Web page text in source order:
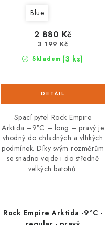
Blue
Skladem (3 ks)
2 880 Kč
3 199 Kč
Spací pytel Rock Empire
Arktida –9°C – long – pravý je
vhodný do chladných a vlhkých
podmínek. Díky svým rozměrům
se snadno vejde i do středně
velkých batohů.
Rock Empire Arktida -9°C -